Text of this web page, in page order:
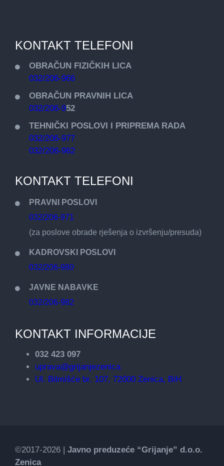
KONTAKT TELEFONI
OBRAČUN FIZIČKIH LICA
032/206-966
OBRAČUN PRAVNIH LICA
032/206-952
TEHNIČKI POSLOVI I PRIPREMA RADA
032/206-977
032/206-962
KONTAKT TELEFONI
PRAVNI POSLOVI
032/206-971
(za poslove obrade rješenja o izvršenju/presuda)
KADROVSKI POSLOVI
032/206-980
JAVNE NABAVKE
032/206-982
KONTAKT INFORMACIJE
032 423 097
uprava@grijanjezenica
Ul. Bilmišće br. 107, 72000 Zenica, BiH
©2017-2026 | Javno preduzeće “Grijanje” d.o.o.
Zenica